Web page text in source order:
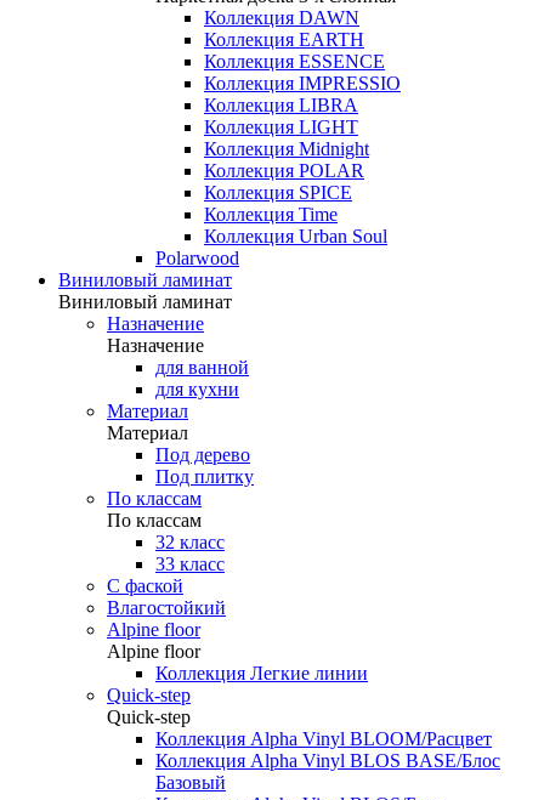
Коллекция DAWN
Коллекция EARTH
Коллекция ESSENCE
Коллекция IMPRESSIO
Коллекция LIBRA
Коллекция LIGHT
Коллекция Midnight
Коллекция POLAR
Коллекция SPICE
Коллекция Time
Коллекция Urban Soul
Polarwood
Виниловый ламинат
Виниловый ламинат
Назначение
Назначение
для ванной
для кухни
Материал
Материал
Под дерево
Под плитку
По классам
По классам
32 класс
33 класс
С фаской
Влагостойкий
Alpine floor
Alpine floor
Коллекция Легкие линии
Quick-step
Quick-step
Коллекция Alpha Vinyl BLOOM/Расцвет
Коллекция Alpha Vinyl BLOS BASE/Блос
Базовый